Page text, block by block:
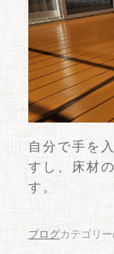
自分で手を
すし、床材
す。
ブログカテゴリ